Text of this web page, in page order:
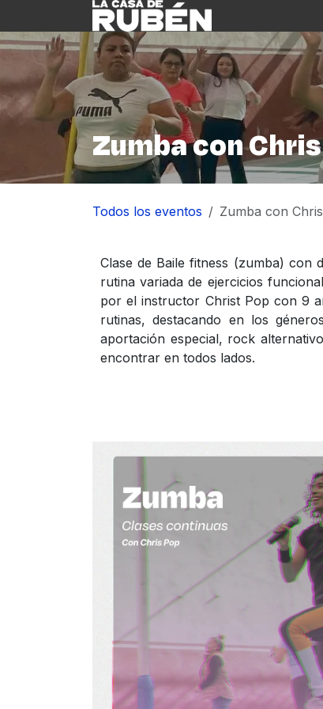
Zumba con
Todos los eventos Zumba con
Clase de Baile fitness (zumba)
rutina variada de ejercicios
por el instructor Christ Pop con 9
rutinas, destacando en los
aportación especial, rock
encontrar en todos lados.